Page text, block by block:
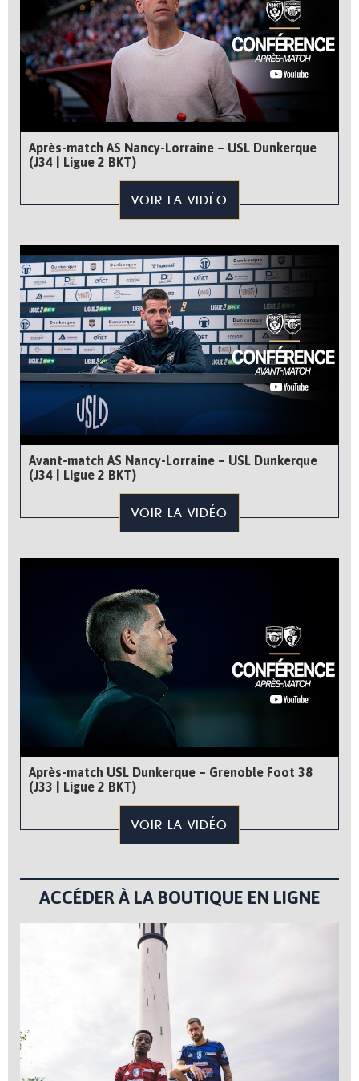
Après-match AS Nancy-Lorraine – USL Dunkerque
(J34 | Ligue 2 BKT)
VOIR LA VIDÉO
Avant-match AS Nancy-Lorraine – USL Dunkerque
(J34 | Ligue 2 BKT)
VOIR LA VIDÉO
Après-match USL Dunkerque – Grenoble Foot 38
(J33 | Ligue 2 BKT)
VOIR LA VIDÉO
ACCÉDER À LA BOUTIQUE EN LIGNE